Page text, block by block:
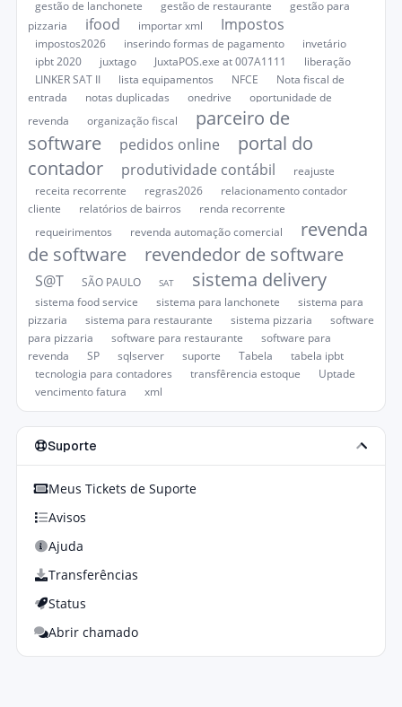
gestão de lanchonete
gestão de restaurante
gestão para
pizzaria
ifood importar xml Impostos
impostos2026 inserindo formas de pagamento
invetário
ipbt 2020
juxtago JuxtaPOS.exe at 007A1111
liberação
LINKER SAT II
lista equipamentos NFCE
Nota fiscal de
entrada
notas duplicadas onedrive
oportunidade de
revenda
organização fiscal
parceiro de
software
pedidos online
portal do
contador
produtividade contábil
reajuste
receita recorrente
regras2026
relacionamento contador
cliente
relatórios de bairros
renda recorrente
requeirimentos
revenda automação comercial
revenda
de software
revendedor de software
S@T SÃO PAULO SAT sistema delivery
sistema food service sistema para lanchonete
sistema para
pizzaria
sistema para restaurante sistema pizzaria
software
para pizzaria
software para restaurante
software para
revenda
SP sqlserver suporte Tabela
tabela ipbt
tecnologia para contadores
transfêrencia estoque
Uptade
vencimento fatura
xml
Suporte
Meus Tickets de Suporte
Avisos
Ajuda
Transferências
Status
Abrir chamado